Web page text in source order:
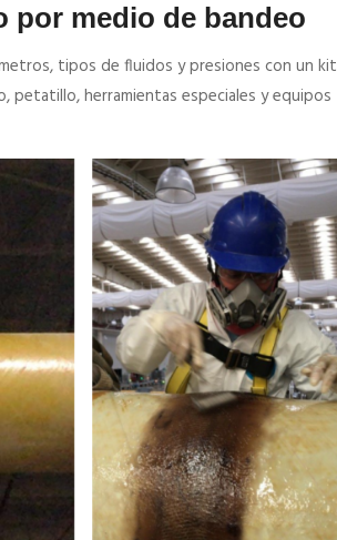
por medio de bandeo
tipos de fluidos y presiones con un kit
petatillo, herramientas especiales y equipos